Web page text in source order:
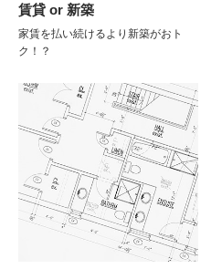
賃貸 or 新築
家賃を払い続けるより新築がおト
ク！？